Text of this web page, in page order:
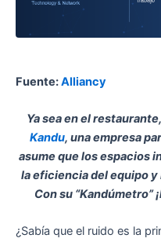
Fuente:Alliancy
Ya sea en el
Kandu, una empresa
asume que los espacios
la eficiencia del equipo
Con su “Kandúmetro”
¿Sabía que el ruido es la